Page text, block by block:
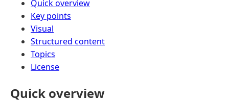
Quick overview
Key points
Visual
Structured content
Topics
License
Quick overview